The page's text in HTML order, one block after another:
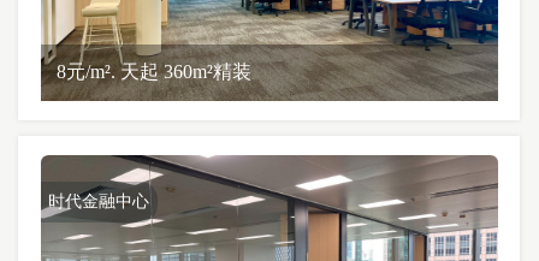
8元/m². 天起 360m²精装
时代金融中心